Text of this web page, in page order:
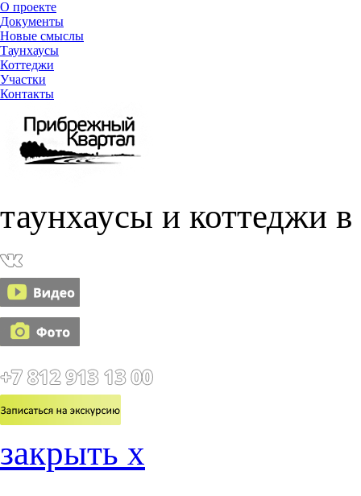
О проекте
Документы
Новые смыслы
Таунхаусы
Коттеджи
Участки
Контакты
таунхаусы и коттеджи в
закрыть x